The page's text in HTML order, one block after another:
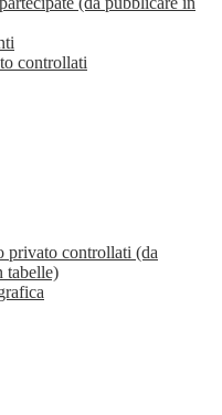
controllati
privato controllati (da
tabelle)